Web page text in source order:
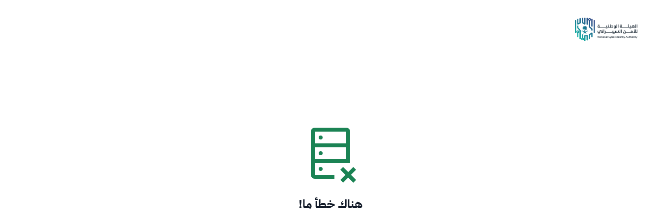
هناك خطأ ما!